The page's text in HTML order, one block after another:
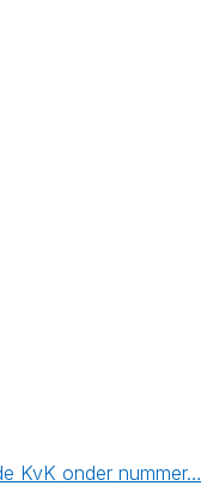
KvK onder nummer…